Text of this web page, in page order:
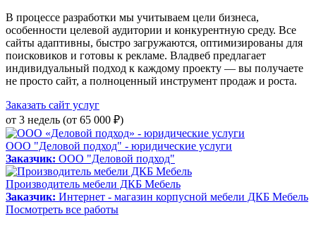
В процессе разработки мы учитываем цели бизнеса,
особенности целевой аудитории и конкурентную среду. Все
сайты адаптивны, быстро загружаются, оптимизированы для
поисковиков и готовы к рекламе. Владвеб предлагает
индивидуальный подход к каждому проекту — вы получаете
не просто сайт, а полноценный инструмент продаж и роста.
Заказать сайт услуг
от 3 недель (от 65 000 ₽)
ООО "Деловой подход" - юридические услуги
Заказчик: ООО "Деловой подход"
Производитель мебели ДКБ Мебель
Заказчик: Интернет - магазин корпусной мебели ДКБ Мебель
Посмотреть все работы